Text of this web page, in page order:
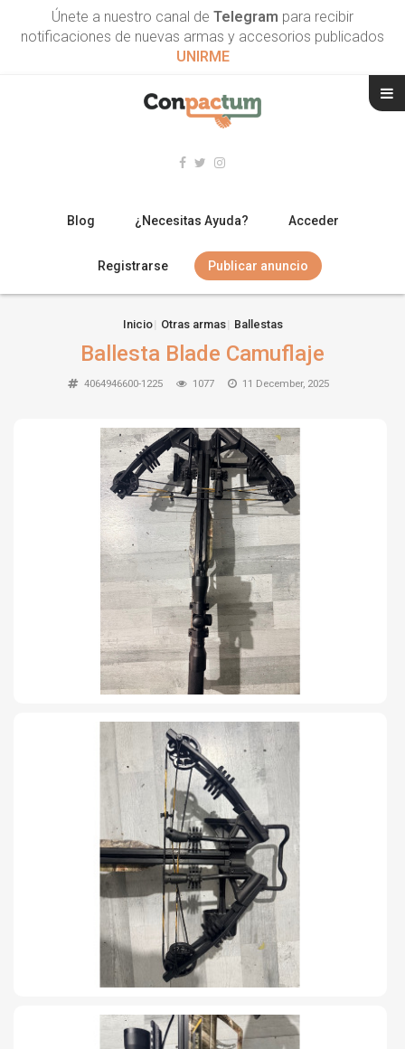
Únete a nuestro canal de Telegram para recibir
notificaciones de nuevas armas y accesorios publicados
UNIRME
Blog ¿Necesitas Ayuda? Acceder
Registrarse Publicar anuncio
ESCOPETAS
ARMAS CORTAS
TIRO Y COMPETICIÓN
AIRE COMPRIMIDO
OTRAS ARMAS
ACCESORIOS
Inicio Otras armas Ballestas
Ballesta Blade Camuflaje
4064946600-1225 1077 11 December, 2025